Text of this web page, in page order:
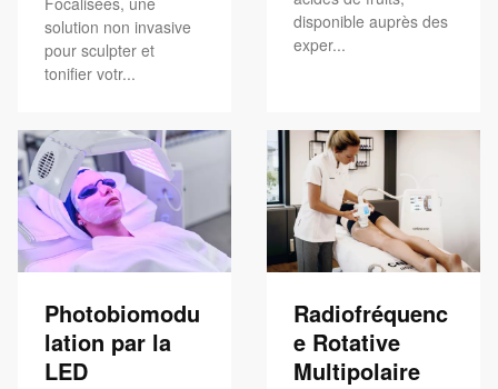
solution non invasive
pour sculpter et
tonifier votr...
disponible auprès des
exper...
Photobiomodu
lation par la
LED
Radiofréquenc
e Rotative
Multipolaire